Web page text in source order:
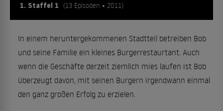
1. Staffel 1 (13 Episoden • 2011)
In einem heruntergekommenen Stadtteil betreiben Bob
und seine Familie ein kleines Burgerrestaurtant. Auch
wenn die Geschäfte derzeit ziemlich mies laufen ist Bob
überzeugt davon, mit seinen Burgern irgendwann einmal
den ganz großen Erfolg zu erzielen.